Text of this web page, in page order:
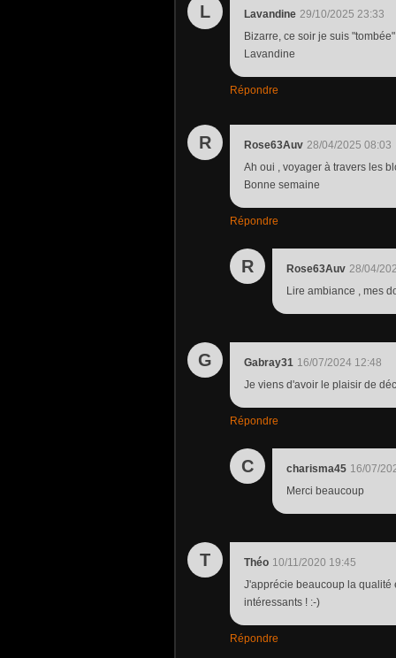
L Lavandine 29/10/2025 23:33
Bizarre, ce soir je suis
Lavandine
Répondre
R Rose63Auv 28/04/2025 08:03
Ah oui , voyager à travers les
Bonne semaine
Répondre
R Rose63Auv 28/04/
Lire ambiance , mes
G Gabray31 16/07/2024 12:48
Je viens d'avoir le plaisir de
Répondre
C charisma45 16/07/
Merci beaucoup
T Théo 10/11/2020 19:45
J'apprécie beaucoup la qualité
intéressants ! :-)
Répondre